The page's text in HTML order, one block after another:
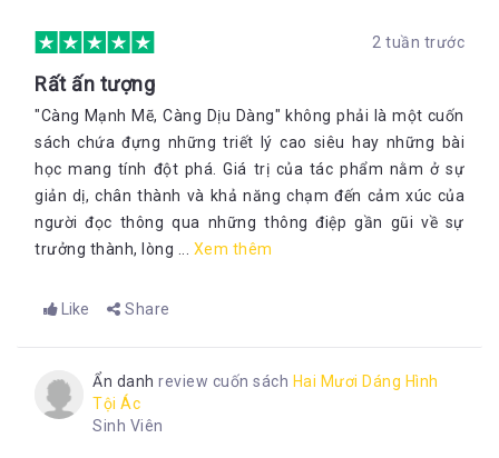
2 tuần trước
Rất ấn tượng
"Càng Mạnh Mẽ, Càng Dịu Dàng" không phải là một cuốn
sách chứa đựng những triết lý cao siêu hay những bài
học mang tính đột phá. Giá trị của tác phẩm nằm ở sự
giản dị, chân thành và khả năng chạm đến cảm xúc của
người đọc thông qua những thông điệp gần gũi về sự
trưởng thành, lòng ...
Xem thêm
Like Share
Ẩn danh review cuốn sách Hai Mươi Dáng Hình
Tội Ác
Sinh Viên